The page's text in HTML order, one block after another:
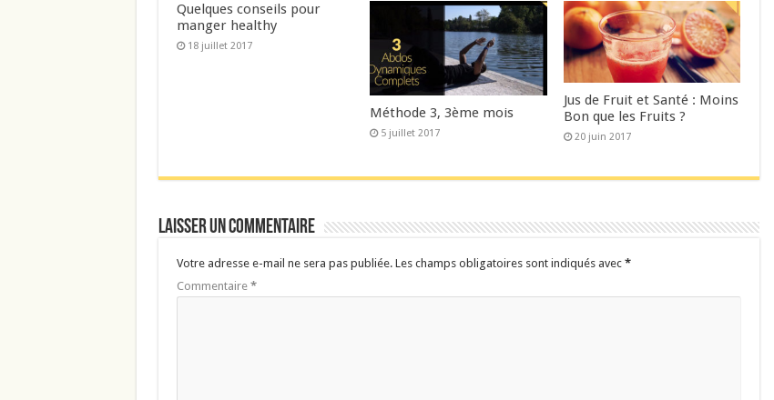
Quelques conseils pour
manger healthy
18 juillet 2017
Méthode 3, 3ème mois
5 juillet 2017
Jus de Fruit et Santé : Moins
Bon que les Fruits ?
20 juin 2017
Laisser un commentaire
Votre adresse e-mail ne sera pas publiée. Les champs obligatoires sont indiqués avec *
Commentaire *